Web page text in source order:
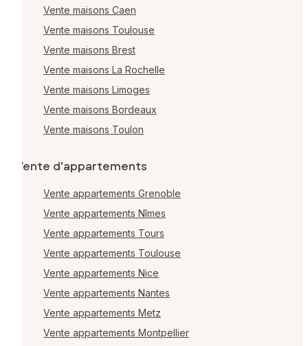
Vente maisons Caen
Vente maisons Toulouse
Vente maisons Brest
Vente maisons La Rochelle
Vente maisons Limoges
Vente maisons Bordeaux
Vente maisons Toulon
Vente d'appartements
Vente appartements Grenoble
Vente appartements Nîmes
Vente appartements Tours
Vente appartements Toulouse
Vente appartements Nice
Vente appartements Nantes
Vente appartements Metz
Vente appartements Montpellier